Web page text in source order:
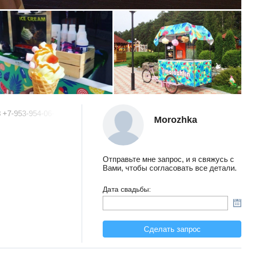
953-954-06-
Morozhka
Отправьте мне запрос, и я свяжусь с
Вами, чтобы согласовать все детали.
Дата свадьбы:
Сделать запрос